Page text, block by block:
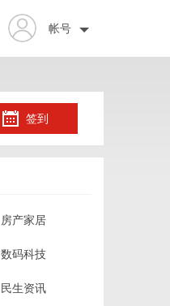
帐号
签到
房产家居
数码科技
民生资讯